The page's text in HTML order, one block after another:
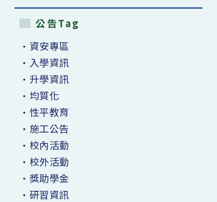
公告Tag
•資安專區
•入學資訊
•升學資訊
•均質化
•性平教育
•施工公告
•校內活動
•校外活動
•獎助學金
•研習資訊